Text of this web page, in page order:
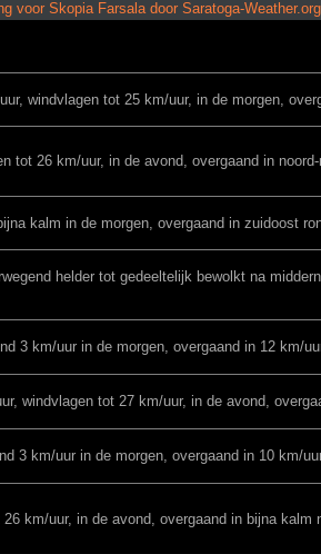
voor Skopia Farsala door Saratoga-Weather.org
windvlagen tot 25 km/uur, in de morgen,
tot 26 km/uur, in de avond, overgaand in
kalm in de morgen, overgaand in zuidoost
helder tot gedeeltelijk bewolkt na
3 km/uur in de morgen, overgaand in 12 km/
windvlagen tot 27 km/uur, in de avond,
3 km/uur in de morgen, overgaand in 10 km/
km/uur, in de avond, overgaand in bijna kalm